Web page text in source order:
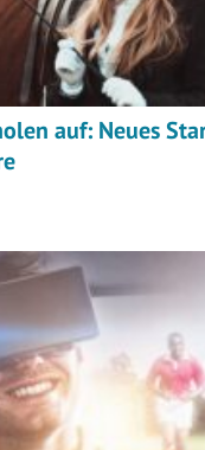
auf: Neues